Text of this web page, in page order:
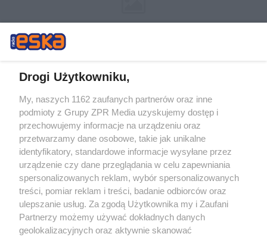
Żaden utwór zamieszczony w serwisie nie może być powielany i
rozpowszechniany lub dalej rozpowszechniany w jakikolwiek sposób (w
tym także elektroniczny lub mechaniczny) na jakimkolwiek polu
eksploatacji w jakiejkolwiek formie, włącznie z umieszczaniem w
Internecie bez pisemnej zgody właściciela praw. Jakiekolwiek użycie lub
wykorzystanie utworów w całości lub w części z naruszeniem prawa,
tzn. bez właściwej zgody, jest zabronione pod groźbą kary i może być
ścigane prawnie.
Drogi Użytkowniku,
My, naszych 1162 zaufanych partnerów oraz inne
podmioty z Grupy ZPR Media uzyskujemy dostęp i
przechowujemy informacje na urządzeniu oraz
przetwarzamy dane osobowe, takie jak unikalne
identyfikatory, standardowe informacje wysyłane przez
urządzenie czy dane przeglądania w celu zapewniania
spersonalizowanych reklam, wybór spersonalizowanych
treści, pomiar reklam i treści, badanie odbiorców oraz
ulepszanie usług. Za zgodą Użytkownika my i Zaufani
Partnerzy możemy używać dokładnych danych
geolokalizacyjnych oraz aktywnie skanować